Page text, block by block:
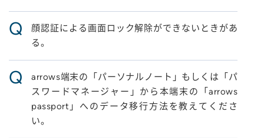
Q
顔認証による画面ロック解除ができないときがあ
る。
Q
arrows端末の「パーソナルノート」もしくは「パ
スワードマネージャー」から本端末の「arrows
passport」へのデータ移行方法を教えてくださ
い。